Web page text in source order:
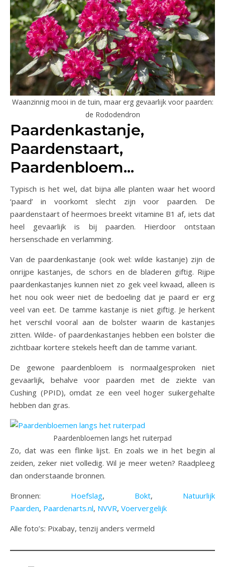
Waanzinnig mooi in de tuin, maar erg gevaarlijk voor paarden:
de Rododendron
Paardenkastanje,
Paardenstaart,
Paardenbloem…
Typisch is het wel, dat bijna alle planten waar het woord
‘paard’ in voorkomt slecht zijn voor paarden. De
paardenstaart of heermoes breekt vitamine B1 af, iets dat
heel gevaarlijk is bij paarden. Hierdoor ontstaan
hersenschade en verlamming.
Van de paardenkastanje (ook wel: wilde kastanje) zijn de
onrijpe kastanjes, de schors en de bladeren giftig. Rijpe
paardenkastanjes kunnen niet zo gek veel kwaad, alleen is
het nou ook weer niet de bedoeling dat je paard er erg
veel van eet. De tamme kastanje is niet giftig. Je herkent
het verschil vooral aan de bolster waarin de kastanjes
zitten. Wilde- of paardenkastanjes hebben een bolster die
zichtbaar kortere stekels heeft dan de tamme variant.
De gewone paardenbloem is normaalgesproken niet
gevaarlijk, behalve voor paarden met de ziekte van
Cushing (PPID), omdat ze een veel hoger suikergehalte
hebben dan gras.
Paardenbloemen langs het ruiterpad
Zo, dat was een flinke lijst. En zoals we in het begin al
zeiden, zeker niet volledig. Wil je meer weten? Raadpleeg
dan onderstaande bronnen.
Bronnen: Hoefslag, Bokt, Natuurlijk
Paarden, Paardenarts.nl, NVVR, Voervergelijk
Alle foto’s: Pixabay, tenzij anders vermeld